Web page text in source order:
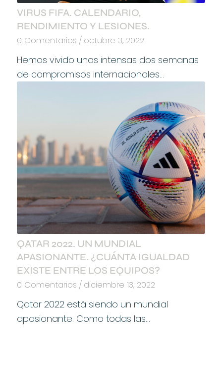
VIRUS FIFA. CALENDARIO,
RENDIMIENTO Y LESIONES.
0 Comentarios / octubre 3, 2022
Hemos vivido unas intensas dos semanas
de compromisos internacionales…
QATAR 2022. UN MUNDIAL
APASIONANTE. ¿CUÁNTA IGUALDAD
EXISTE ENTRE LOS EQUIPOS?
0 Comentarios / diciembre 13, 2022
Qatar 2022 está siendo un mundial
apasionante. Como todas las…